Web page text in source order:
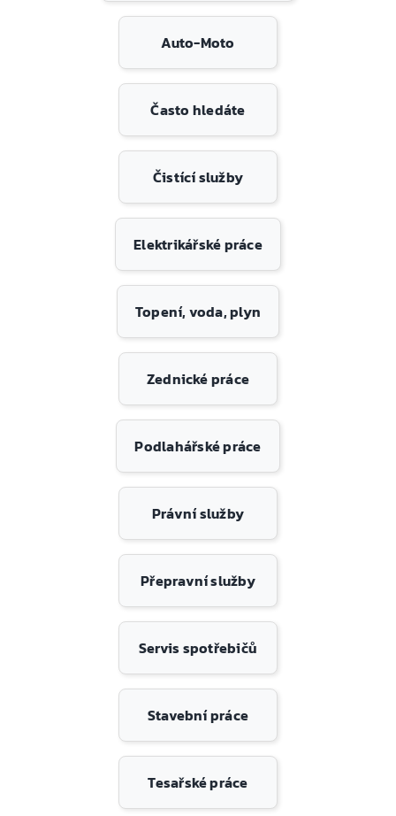
Auto-Moto
Často hledáte
Čistící služby
Elektrikářské práce
Topení, voda, plyn
Zednické práce
Podlahářské práce
Právní služby
Přepravní služby
Servis spotřebičů
Stavební práce
Tesařské práce